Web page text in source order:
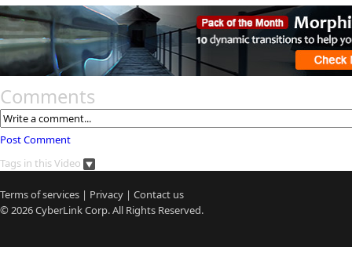
Comments
Post Comment
Tags in this Video
Terms of services | Privacy | Contact us
© 2026CyberLinkCorp. All Rights Reserved.